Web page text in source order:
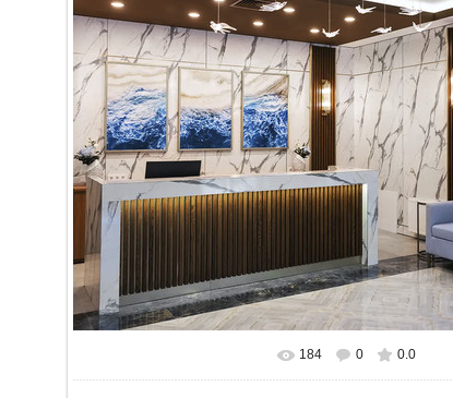
В реальном размере 1280x960
184 0 0.0